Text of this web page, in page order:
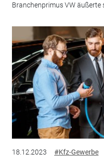
Branchenprimus VW äußerte
18.12.2023 #Kfz-Gewerbe